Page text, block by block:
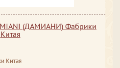
(ДАМИАНИ) Фабрики
Китая
Китая